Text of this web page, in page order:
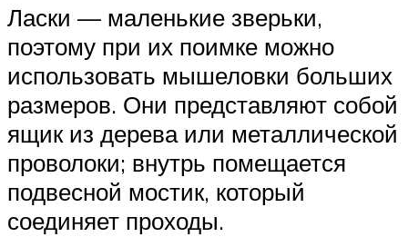
Ласки — маленькие зверьки,
поэтому при их поимке можно
использовать мышеловки больших
размеров. Они представляют собой
ящик из дерева или металлической
проволоки; внутрь помещается
подвесной мостик, который
соединяет проходы.